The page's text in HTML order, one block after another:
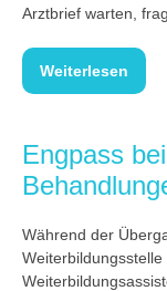
Arztbrief warten,
Weiterlesen
Engpass
Während der